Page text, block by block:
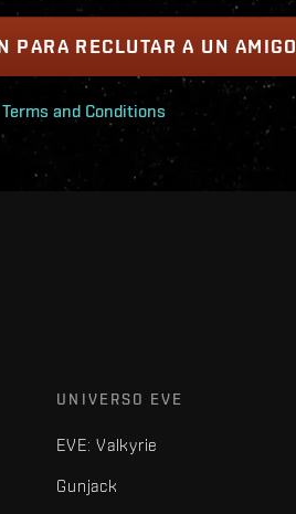
PARA RECLUTAR A UN AMIGO
Terms and Conditions
UNIVERSO EVE
EVE: Valkyrie
Gunjack